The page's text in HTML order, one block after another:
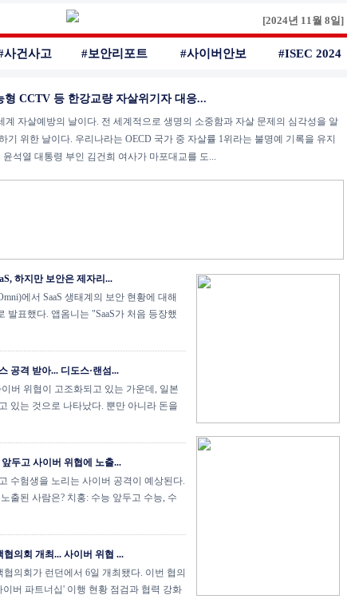
[2024년 11월 8일]
사건사고 #보안리포트 #사이버안보 #ISEC 2024
형 CCTV 등 한강교량 자살위기자 대응...
계 자살예방의 날이다. 전 세계적으로 생명의 소중함과 자살 문제의 심각성을 알
기 위한 날이다. 우리나라는 OECD 국가 중 자살률 1위라는 불명예 기록을 유지
석열 대통령 부인 김건희 여사가 마포대교를 도...
하지만 보안은 제자리...
에서 SaaS 생태계의 보안 현황에 대해
발표했다. 앱옴니는 "SaaS가 처음 등장했
공격 받아... 디도스·랜섬...
버 위협이 고조화되고 있는 가운데, 일본
있는 것으로 나타났다. 뿐만 아니라 돈을
두고 사이버 위협에 노출...
수험생을 노리는 사이버 공격이 예상된다.
출된 사람은? 치홍: 수능 앞두고 수능, 수
의회 개최... 사이버 위협 ...
의회가 런던에서 6일 개최됐다. 이번 협의
버 파트너십' 이행 현황 점검과 협력 강화